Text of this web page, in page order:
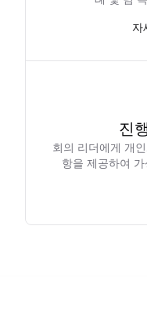
자
진
회의 리더에게 개
항을 제공하여